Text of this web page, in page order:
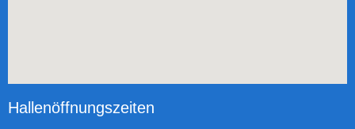
Hallenöffnungszeiten